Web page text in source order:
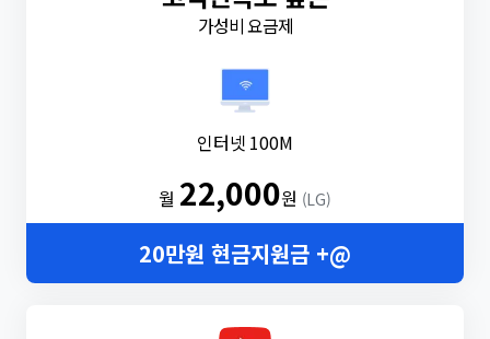
가성비 요금제
인터넷 100M
월 22,000원 (LG)
20만원 현금지원금 +@